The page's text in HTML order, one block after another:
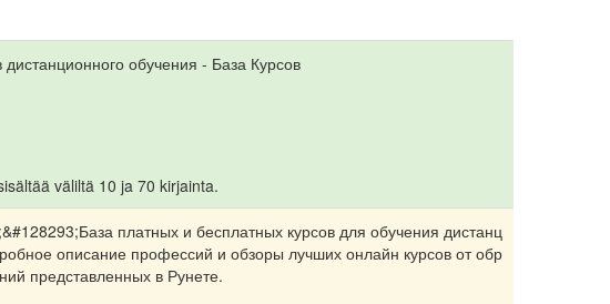
обучения - База Курсов
väliltä 10 ja 70 kirjainta.
платных и бесплатных курсов для обучения дистанц
описание профессий и обзоры лучших онлайн курсов от обр
представленных в Рунете.